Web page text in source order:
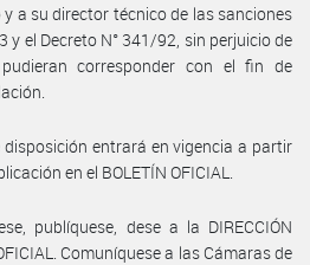
a su director técnico de las sanciones
y el Decreto N° 341/92, sin perjuicio de
corresponder con el fin de
disposición entrará en vigencia a partir
en el BOLETÍN OFICIAL.
publíquese, dese a la DIRECCIÓN
Comuníquese a las Cámaras de